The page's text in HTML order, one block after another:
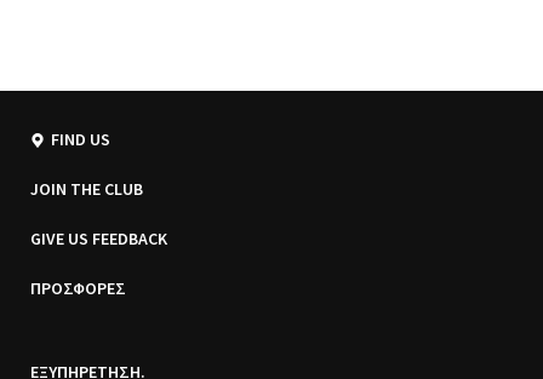
FIND US
JOIN THE CLUB
GIVE US FEEDBACK
ΠΡΟΣΦΟΡΕΣ
ΕΞΥΠΗΡΕΤΗΣΗ.